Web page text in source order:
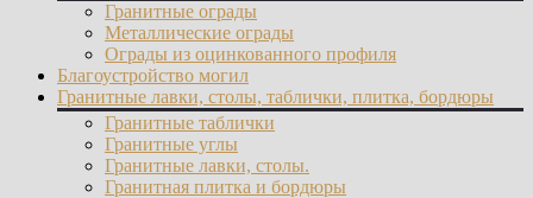
Гранитные ограды
Металлические ограды
Ограды из оцинкованного профиля
Благоустройство могил
Гранитные лавки, столы, таблички, плитка, бордюры
Гранитные таблички
Гранитные углы
Гранитные лавки, столы.
Гранитная плитка и бордюры